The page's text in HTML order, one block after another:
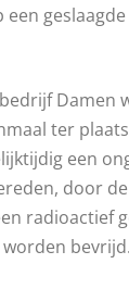
Damen
ter
een
door
radioactief